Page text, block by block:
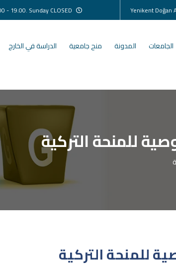
الجامعات المدونة منح جامعية الدراسة في الخارج
للمنحة التركية
للمنحة التركية